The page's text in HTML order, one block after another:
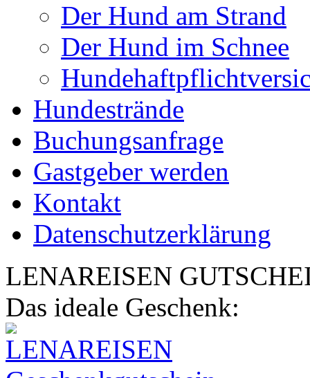
Der Hund am Strand
Der Hund im Schnee
Hundestrände
Buchungsanfrage
Gastgeber werden
Kontakt
Datenschutzerklärung
LENAREISEN
Das ideale Geschenk: